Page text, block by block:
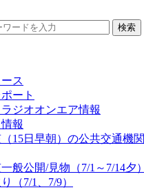
ス
ート
ジオオンエア情報
報
15日早朝）の公共交通機関
般公開/見物（7/1～7/14夕）
（7/1、7/9）